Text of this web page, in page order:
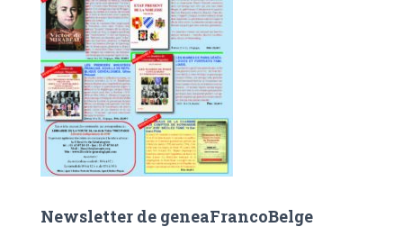
Newsletter de geneaFrancoBelge